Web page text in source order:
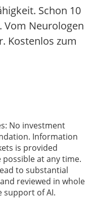
Schon 10
Vom Neurologen
Kostenlos zum
No investment
Information
is provided
at any time.
to substantial
reviewed in whole
support of AI.